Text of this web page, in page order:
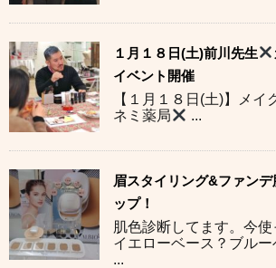
１月１８日(土)前川先生
イベント開催
【１月１８日(土)】メイ
ネミ薬局
...
眉スタイリング&ファン
ップ！
肌色診断してます。今
イエローベース？ブル
...